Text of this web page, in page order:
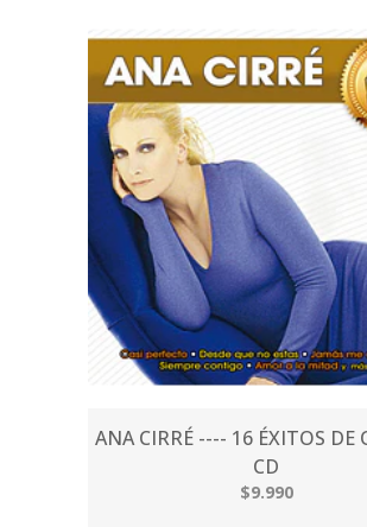
ANA CIRRÉ ---- 16 ÉXITOS DE
CD
$9.990